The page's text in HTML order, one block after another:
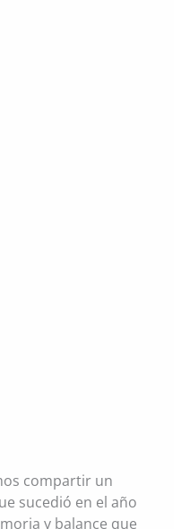
compartir un
sucedió en el año
y balance que